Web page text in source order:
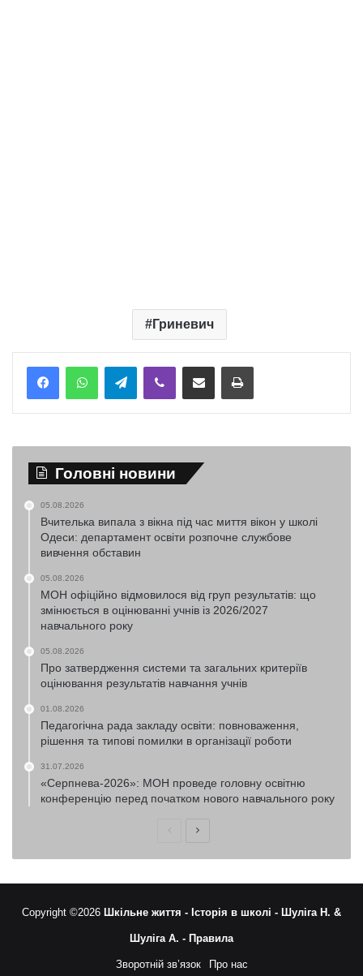
Гриневич
TelegramViber Надіслати електронною поштоюНадрукувати
Головні новини
05.08.2026
Вчителька випала з вікна під час миття вікон у школі
Одеси: департамент освіти розпочне службове
вивчення обставин
05.08.2026
МОН офіційно відмовилося від груп результатів: що
змінюється в оцінюванні учнів із 2026/2027
навчального року
05.08.2026
Про затвердження системи та загальних критеріїв
оцінювання результатів навчання учнів
01.08.2026
Педагогічна рада закладу освіти: повноваження,
рішення та типові помилки в організації роботи
31.07.2026
«Серпнева-2026»: МОН проведе головну освітню
конференцію перед початком нового навчального року
ПопередняНаступна
Copyright ©2026 Шкільне життя - Історія в школі - Шуліга Н. &
Шуліга А. - Правила
Зворотній зв’язок Про нас